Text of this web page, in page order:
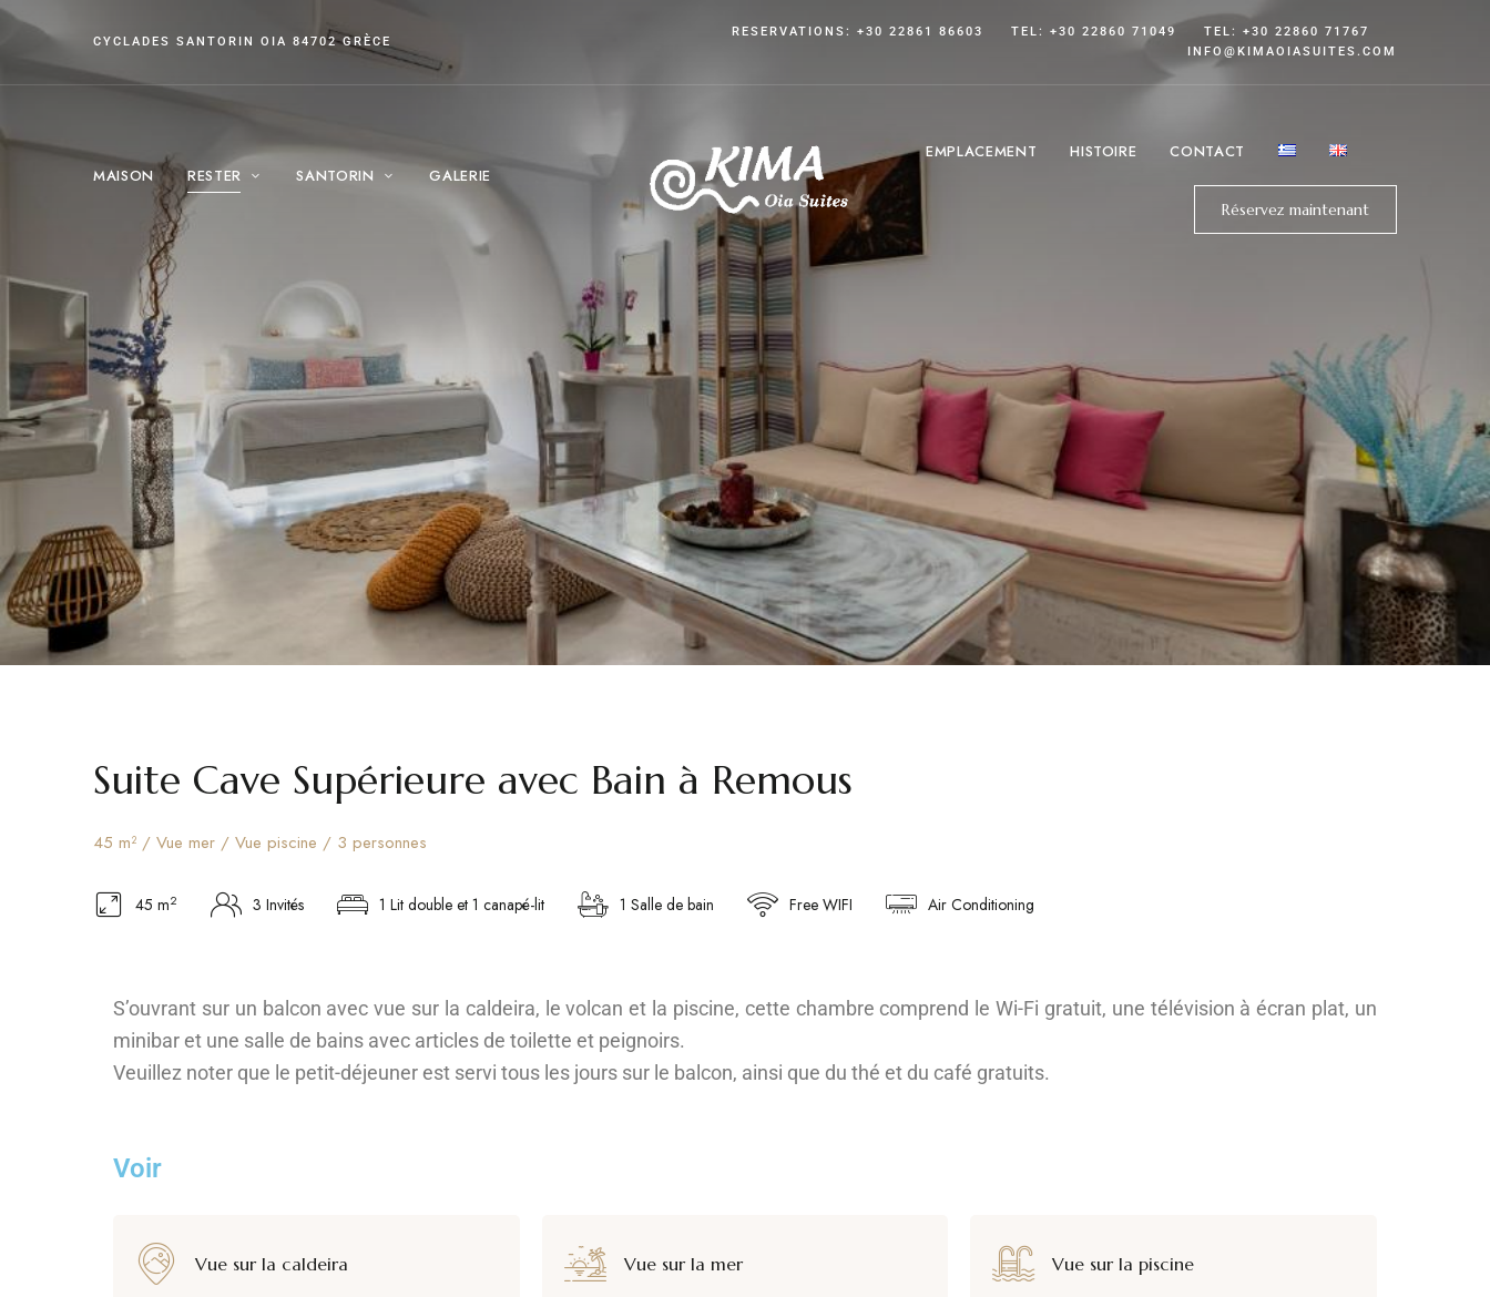
CYCLADES SANTORIN OIA 84702 GRÈCE
RESERVATIONS: +30 22861 86603 TEL: +30 22860 71049
TEL: +30 22860 71767
INFO@KIMAOIASUITES.COM
MAISON RESTER SANTORIN GALERIE
EMPLACEMENT HISTOIRE CONTACT
Réservez maintenant
Suite Cave Supérieure avec Bain à Remous
45 m² / Vue mer / Vue piscine / 3 personnes
45 m2 3 Invités 1 Lit double et 1 canapé-lit 1 Salle de bain Free WIFI Air Conditioning
S’ouvrant sur un balcon avec vue sur la caldeira, le volcan et la piscine, cette chambre comprend le Wi-Fi gratuit, une télévision à écran plat, un
minibar et une salle de bains avec articles de toilette et peignoirs.
Veuillez noter que le petit-déjeuner est servi tous les jours sur le balcon, ainsi que du thé et du café gratuits.
Voir
Vue sur la caldeira Vue sur la mer Vue sur la piscine